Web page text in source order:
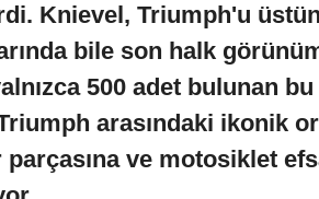
Knievel, Triumph'u
bile son halk
500 adet bulunan
arasındaki ikonik
ve motosiklet